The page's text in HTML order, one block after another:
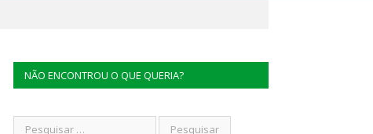
NÃO ENCONTROU O QUE QUERIA?